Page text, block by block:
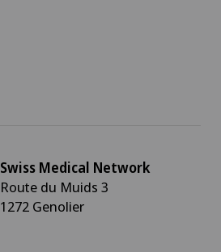
Swiss Medical Network
Route du Muids 3
1272 Genolier